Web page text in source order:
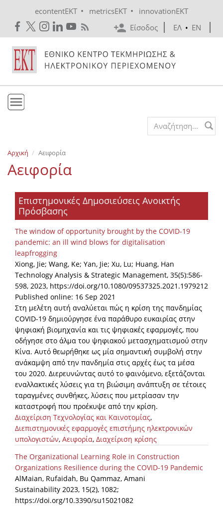
econtentEKT • metricsEKT •
innovationEKT
Είσοδος
ΕΛ • EN
Εκδόσεις
Ενημέρωση
Search form
Αρχική Αειφορία
Αειφορία
Επιστημονικές Δημοσιεύσεις Ανοικτής
Πρόσβασης
The window of opportunity brought by the COVID-19
pandemic: an ill wind blows for digitalisation
leapfrogging
Xiong, Jie; Wang, Ke; Yan, Jie; Xu, Lu; Huang, Han
Technology Analysis & Strategic Management, 35(5):586-
598, 2023, https://doi.org/10.1080/09537325.2021.1979212
Published online: 16 Sep 2021
Στη μελέτη αυτή αναλύεται πώς η κρίση της πανδημίας
COVID-19 δημιούργησε ένα παράθυρο ευκαιρίας στην
ψηφιακή βιομηχανία και τις ψηφιακές εφαρμογές, που
οδήγησε στο άλμα του ψηφιακού μετασχηματισμού στην
Κίνα. Αυτό θεωρήθηκε ως μία σημαντική συμβολή στην
ανάκαμψη από την πανδημία στις αρχές έως τα μέσα
του 2020. Διερευνώντας αυτό το φαινόμενο, εξετάζονται
εναλλακτικές λύσεις για τη βιώσιμη ανάπτυξη σε τέτοιες
ταραγμένες συνθήκες, λύσεις που μετρίασαν την
καταστροφή που προέκυψε από την κρίση.
Διαχείριση Τεχνολογίας και Καινοτομίας,
Διεπιστημονικές εφαρμογές επιστήμης ηλεκτρονικών
υπολογιστών, Αειφορία, Διαχείριση κρίσης
The Organizational Learning Role in Construction
Organizations Resilience during the COVID-19 Pandemic
AlMaian, Rufaidah, Bu Qammaz, Amani
Sustainability 2023, 15(2), 1082;
https://doi.org/10.3390/su15021082